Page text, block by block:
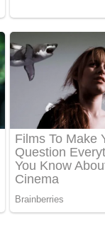
පද පෙළ